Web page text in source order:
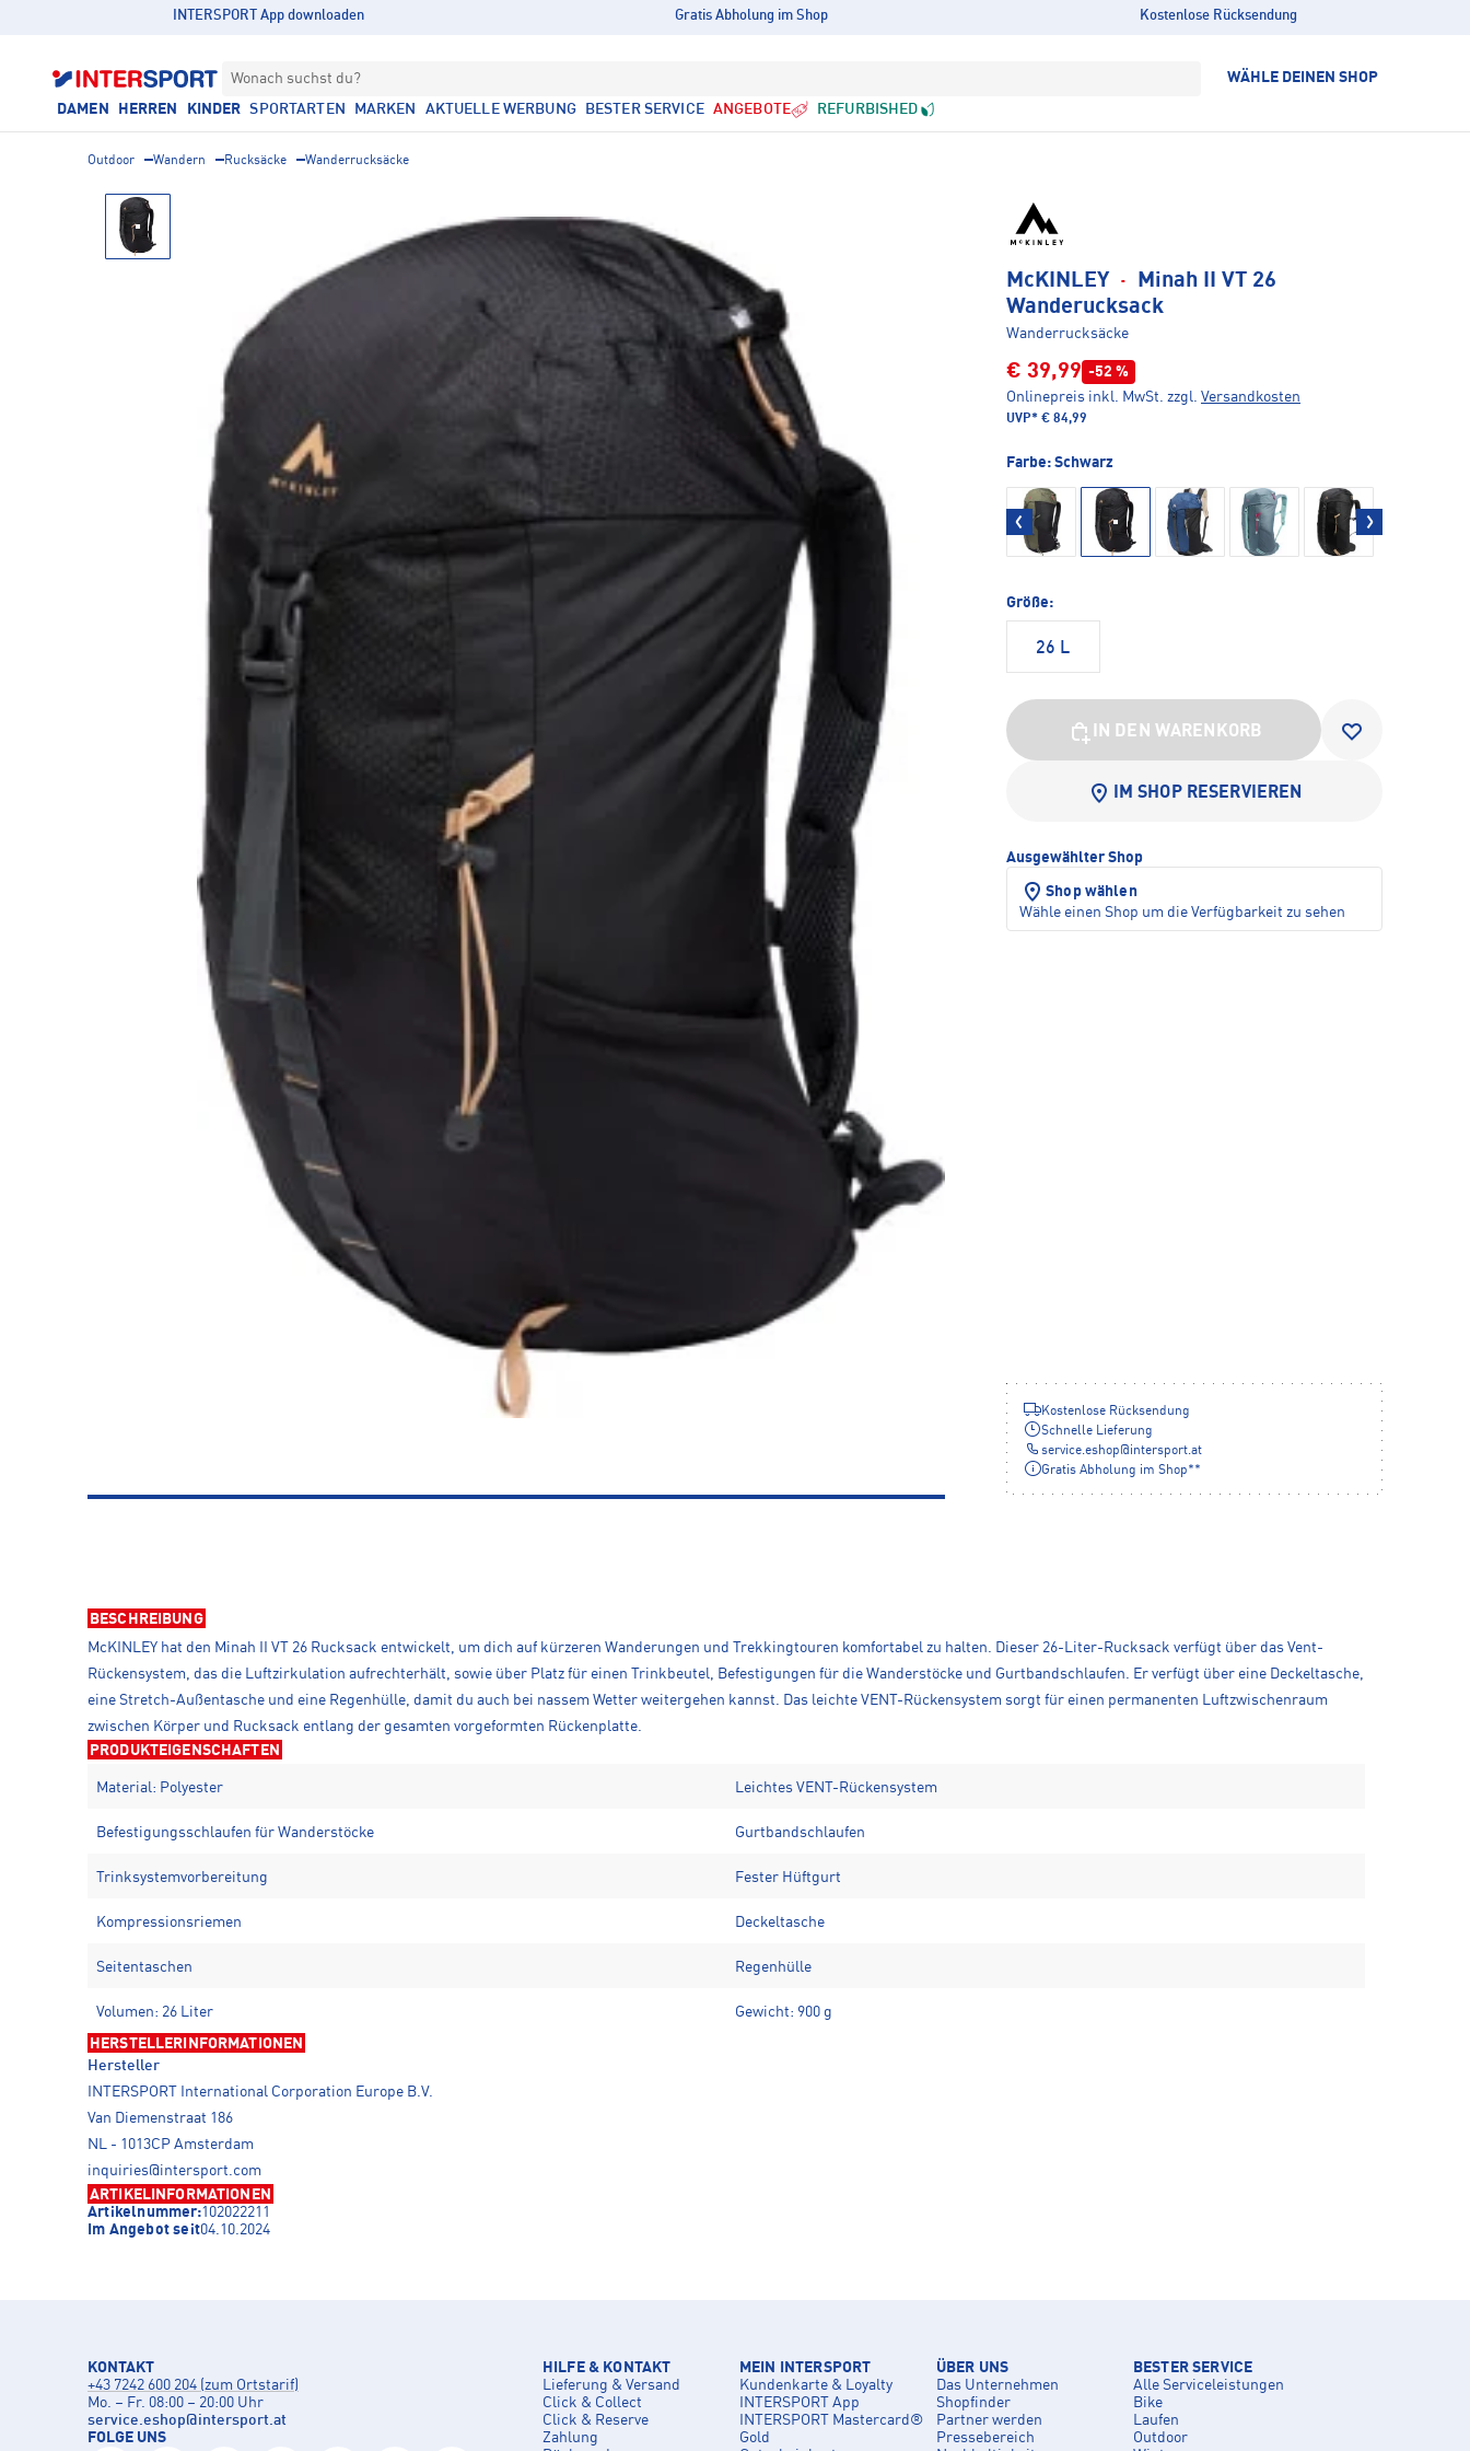
INTERSPORT App downloaden Gratis Abholung im Shop Kostenlose Rücksendung
Wonach suchst du? WÄHLE DEINEN SHOP
DAMEN HERREN KINDER SPORTARTEN MARKEN AKTUELLE WERBUNG BESTER SERVICE ANGEBOTE REFURBISHED
Outdoor Wandern Rucksäcke Wanderrucksäcke
McKINLEY · Minah II VT 26
Wanderucksack
Wanderrucksäcke
€ 39,99 -52 %
Onlinepreis inkl. MwSt. zzgl. Versandkosten
UVP* € 84,99
Farbe: Schwarz
Größe:
26 L
IN DEN WARENKORB
IM SHOP RESERVIEREN
Ausgewählter Shop
Shop wählen
Wähle einen Shop um die Verfügbarkeit zu sehen
Kostenlose Rücksendung
Schnelle Lieferung
service.eshop@intersport.at
Gratis Abholung im Shop**
BESCHREIBUNG
McKINLEY hat den Minah II VT 26 Rucksack entwickelt, um dich auf kürzeren Wanderungen und Trekkingtouren komfortabel zu halten. Dieser 26-Liter-Rucksack verfügt über das Vent-
Rückensystem, das die Luftzirkulation aufrechterhält, sowie über Platz für einen Trinkbeutel, Befestigungen für die Wanderstöcke und Gurtbandschlaufen. Er verfügt über eine Deckeltasche,
eine Stretch-Außentasche und eine Regenhülle, damit du auch bei nassem Wetter weitergehen kannst. Das leichte VENT-Rückensystem sorgt für einen permanenten Luftzwischenraum
zwischen Körper und Rucksack entlang der gesamten vorgeformten Rückenplatte.
PRODUKTEIGENSCHAFTEN
Material: Polyester Leichtes VENT-Rückensystem
Befestigungsschlaufen für Wanderstöcke Gurtbandschlaufen
Trinksystemvorbereitung Fester Hüftgurt
Kompressionsriemen Deckeltasche
Seitentaschen Regenhülle
Volumen: 26 Liter Gewicht: 900 g
HERSTELLERINFORMATIONEN
Hersteller
INTERSPORT International Corporation Europe B.V.
Van Diemenstraat 186
NL - 1013CP Amsterdam
inquiries@intersport.com
ARTIKELINFORMATIONEN
Artikelnummer:102022211
Im Angebot seit04.10.2024
KONTAKT
+43 7242 600 204 (zum Ortstarif)
Mo. – Fr. 08:00 – 20:00 Uhr
service.eshop@intersport.at
FOLGE UNS
HILFE & KONTAKT
Lieferung & Versand
Click & Collect
Click & Reserve
Zahlung
MEIN INTERSPORT
Kundenkarte & Loyalty
INTERSPORT App
INTERSPORT Mastercard®
Gold
ÜBER UNS
Das Unternehmen
Shopfinder
Partner werden
Pressebereich
BESTER SERVICE
Alle Serviceleistungen
Bike
Laufen
Outdoor